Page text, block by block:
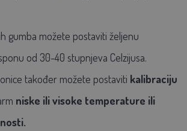
gumba možete postaviti željenu
od 30-40 stupnjeva Celzijusa.
također možete postaviti kalibraciju
niske ili visoke temperature ili